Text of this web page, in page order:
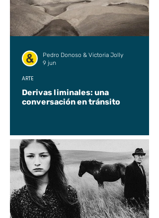
Derivas liminales: una
conversación en tránsito
ARTE
Pedro Donoso & Victoria Jolly
9 jun